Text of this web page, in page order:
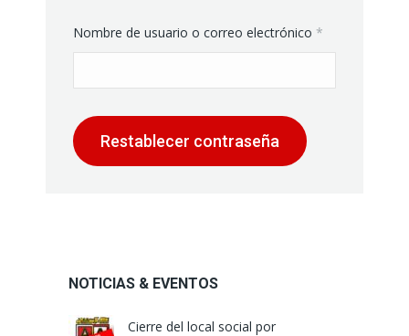
Nombre de usuario o correo electrónico *
Restablecer contraseña
NOTICIAS & EVENTOS
Cierre del local social por